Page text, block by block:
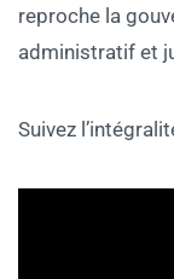
reproche la
administratif et
Suivez